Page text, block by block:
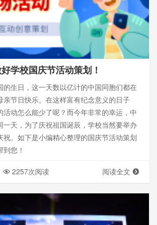
学校国庆节活动策划！
的生日，这一天数以亿计的中国同胞们都在
亲节日快乐。在这样富有纪念意义的日子
活动怎么能少了呢？而今年非常的幸运，中
一天，为了庆祝祖国诞辰，学校当然要举办
祝。如下是小编精心整理的国庆节活动策划
您！
2257次阅读 阅读全文